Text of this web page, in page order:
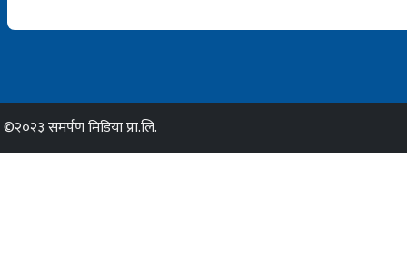
©२०२३ समर्पण मिडिया प्रा.लि.